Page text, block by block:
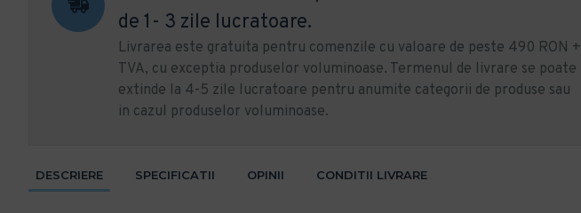
de 1- 3 zile lucratoare.
Livrarea este gratuita pentru comenzile cu valoare de peste 490 RON +
TVA, cu exceptia produselor voluminoase. Termenul de livrare se poate
extinde la 4-5 zile lucratoare pentru anumite categorii de produse sau
in cazul produselor voluminoase.
DESCRIERE SPECIFICATII OPINII CONDITII LIVRARE